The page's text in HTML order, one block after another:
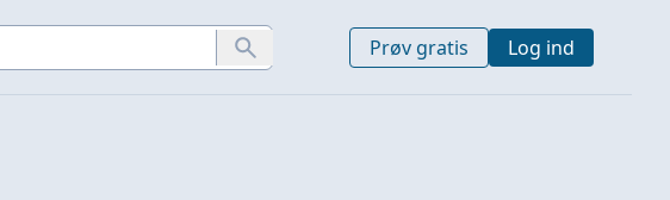
Prøv gratis Log ind